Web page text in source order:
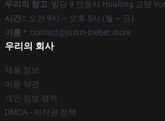
우리의 창고: 빌딩 9 안동시 Hualong 교량
시간 :: 오전 9시 ~ 오후 5시 (월 ~ 금)
이름 *: contact@justin-bieber.store
우리의 회사
제품 정보
이용 약관
개인 정보 정책
DMCA - 저작권 정책